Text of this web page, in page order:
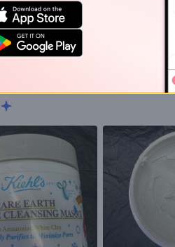
變小，效果明顯，值得一試。